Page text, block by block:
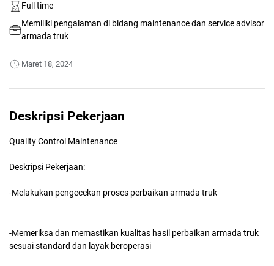
Full time
Memiliki pengalaman di bidang maintenance dan service advisor
armada truk
Maret 18, 2024
Deskripsi Pekerjaan
Quality Control Maintenance
Deskripsi Pekerjaan:
-Melakukan pengecekan proses perbaikan armada truk
-Memeriksa dan memastikan kualitas hasil perbaikan armada truk
sesuai standard dan layak beroperasi